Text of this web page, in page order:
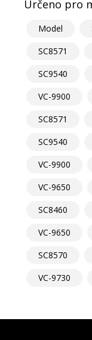
Určeno pro
Model
SC8571
SC9540
VC-9900
SC8571
SC9540
VC-9900
VC-9650
SC8460
VC-9650
SC8570
VC-9730